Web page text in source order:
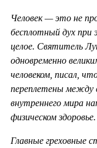
Человек — это не
бесплотный дух
целое. Святитель
одновременно
человеком, писал,
переплетены между
внутреннего мира
физическом здоровье.
Главные греховные